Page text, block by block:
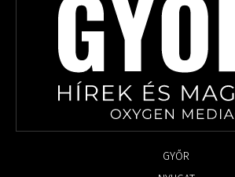
GYŐR